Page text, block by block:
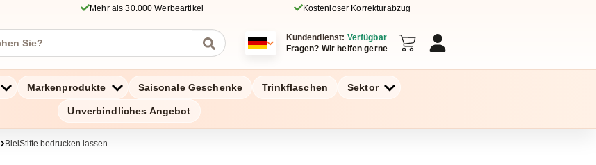
Mehr als 30.000 Werbeartikel Kostenloser Korrekturabzug
Kundendienst: Verfügbar
Fragen? Wir helfen gerne
Markenprodukte Saisonale Geschenke Trinkflaschen Sektor
Unverbindliches Angebot
BleiStifte bedrucken lassen